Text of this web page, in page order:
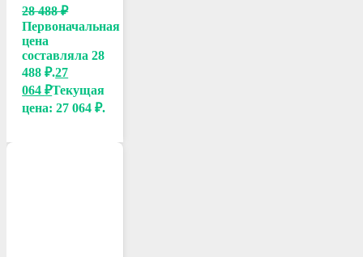
28 488₽
Первоначальная
цена
составляла 28
488 ₽.27
064₽Текущая
цена: 27 064 ₽.